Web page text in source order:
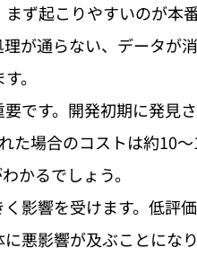
ず起こりやすいのが本
が通らない、データが
。
です。開発初期に発見
た場合のコストは約10
かるでしょう。
影響を受けます。低評
悪影響が及ぶことになり